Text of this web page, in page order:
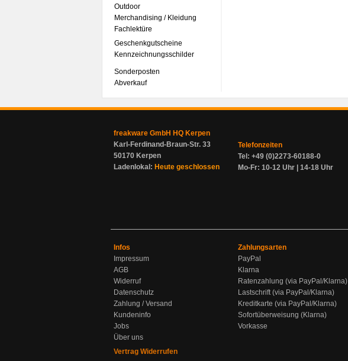
Outdoor
Merchandising / Kleidung
Fachlektüre
Geschenkgutscheine
Kennzeichnungsschilder
Sonderposten
Abverkauf
freakware GmbH HQ Kerpen
Karl-Ferdinand-Braun-Str. 33
50170 Kerpen
Ladenlokal: Heute geschlossen
Telefonzeiten
Tel: +49 (0)2273-60188-0
Mo-Fr: 10-12 Uhr | 14-18 Uhr
Infos
Impressum
AGB
Widerruf
Datenschutz
Zahlung / Versand
Kundeninfo
Jobs
Über uns
Vertrag Widerrufen
Zahlungsarten
PayPal
Klarna
Ratenzahlung (via PayPal/Klarna)
Lastschrift (via PayPal/Klarna)
Kreditkarte (via PayPal/Klarna)
Sofortüberweisung (Klarna)
Vorkasse